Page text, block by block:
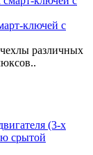
ключей с
различных